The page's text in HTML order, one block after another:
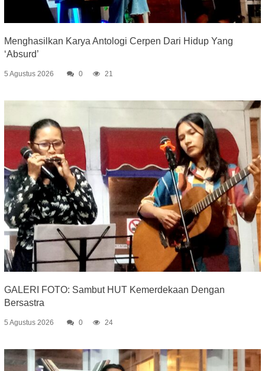
Menghasilkan Karya Antologi Cerpen Dari Hidup Yang
‘Absurd’
5 Agustus 2026 0 21
GALERI FOTO: Sambut HUT Kemerdekaan Dengan
Bersastra
5 Agustus 2026 0 24